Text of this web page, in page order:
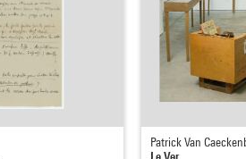
Patrick Van
Le Ver